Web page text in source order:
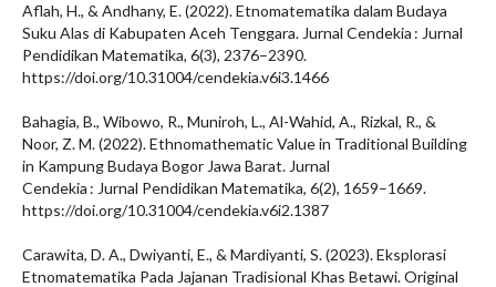
Aflah, H., & Andhany, E. (2022). Etnomatematika dalam Budaya
Suku Alas di Kabupaten Aceh Tenggara. Jurnal Cendekia : Jurnal
Pendidikan Matematika, 6(3), 2376–2390.
https://doi.org/10.31004/cendekia.v6i3.1466
Bahagia, B., Wibowo, R., Muniroh, L., Al-Wahid, A., Rizkal, R., &
Noor, Z. M. (2022). Ethnomathematic Value in Traditional Building
in Kampung Budaya Bogor Jawa Barat. Jurnal
Cendekia : Jurnal Pendidikan Matematika, 6(2), 1659–1669.
https://doi.org/10.31004/cendekia.v6i2.1387
Carawita, D. A., Dwiyanti, E., & Mardiyanti, S. (2023). Eksplorasi
Etnomatematika Pada Jajanan Tradisional Khas Betawi. Original